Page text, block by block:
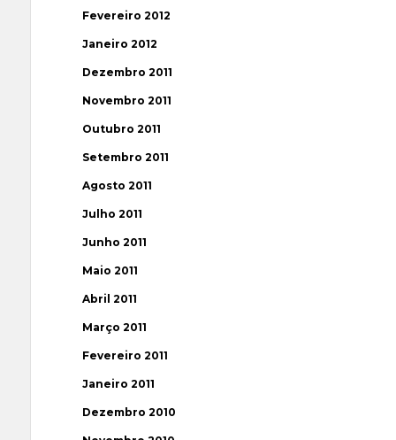
Fevereiro 2012
Janeiro 2012
Dezembro 2011
Novembro 2011
Outubro 2011
Setembro 2011
Agosto 2011
Julho 2011
Junho 2011
Maio 2011
Abril 2011
Março 2011
Fevereiro 2011
Janeiro 2011
Dezembro 2010